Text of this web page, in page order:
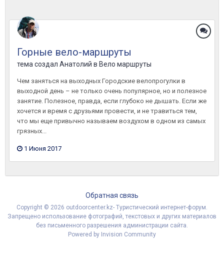
Горные вело-маршруты
тема создал Анатолий в Вело маршруты
Чем заняться на выходных Городские велопрогулки в
выходной день – не только очень популярное, но и полезное
занятие. Полезное, правда, если глубоко не дышать. Если же
хочется и время с друзьями провести, и не травиться тем,
что мы еще привычно называем воздухом в одном из самых
грязных...
1 Июня 2017
Обратная связь
Copyright © 2026 outdoorcenter.kz- Туристический интернет-форум.
Запрещено использование фотографий, текстовых и других материалов
без письменного разрешения администрации сайта.
Powered by Invision Community